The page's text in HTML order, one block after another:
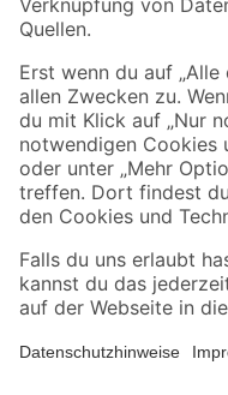
Sicher einkaufen
Jetzt die toom-App
Alle Preisangaben in EUR inkl.
Umständen nicht in allen Märkten
Produkte nur solange der Vorrat reicht.
*Paketversand ab 59 €